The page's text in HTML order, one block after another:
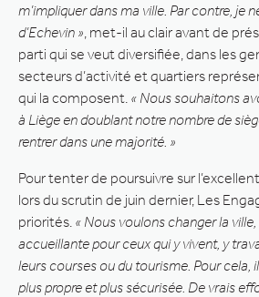
m’impliquer dans ma ville. Par contre, je
d’Echevin » , met-il au clair avant de
parti qui se veut diversifiée, dans les
secteurs d’activité et quartiers
qui la composent. « Nous souhaitons
à Liège en doublant notre nombre de
rentrer dans une majorité. »
Pour tenter de poursuivre sur
lors du scrutin de juin dernier, Les
priorités. « Nous voulons changer la
accueillante pour ceux qui y vivent, y
leurs courses ou du tourisme. Pour cela,
plus propre et plus sécurisée. De vrais